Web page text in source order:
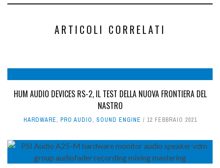
ARTICOLI CORRELATI
HUM AUDIO DEVICES RS-2, IL TEST DELLA NUOVA FRONTIERA DEL
NASTRO
HARDWARE, PRO AUDIO, SOUND ENGINE 12 FEBBRAIO 2021